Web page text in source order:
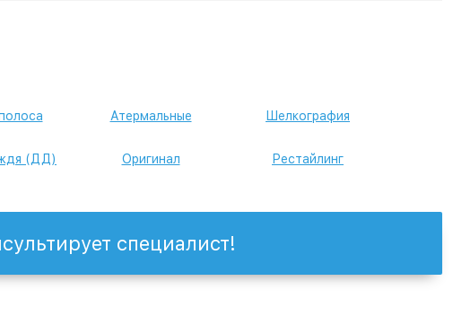
Атермальные Шелкография
(ДД) Оригинал Рестайлинг
специалист!